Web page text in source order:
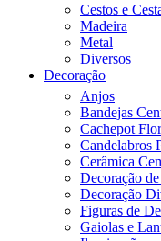
Cestos e
Madeira
Metal
Diversos
Decoração
Anjos
Bandejas
Cachepot
Candelabros
Cerâmica
Decoração de
Decoração
Figuras de
Gaiolas e